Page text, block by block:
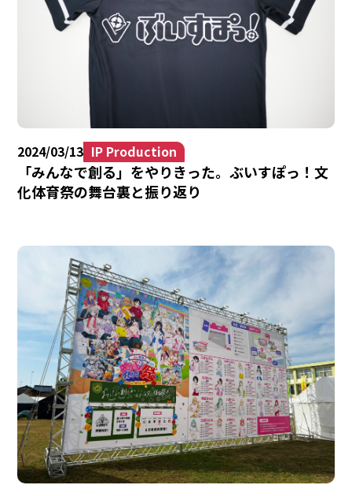
2024/03/13 IP Production
「みんなで創る」をやりきった。ぶいすぽっ！文
化体育祭の舞台裏と振り返り